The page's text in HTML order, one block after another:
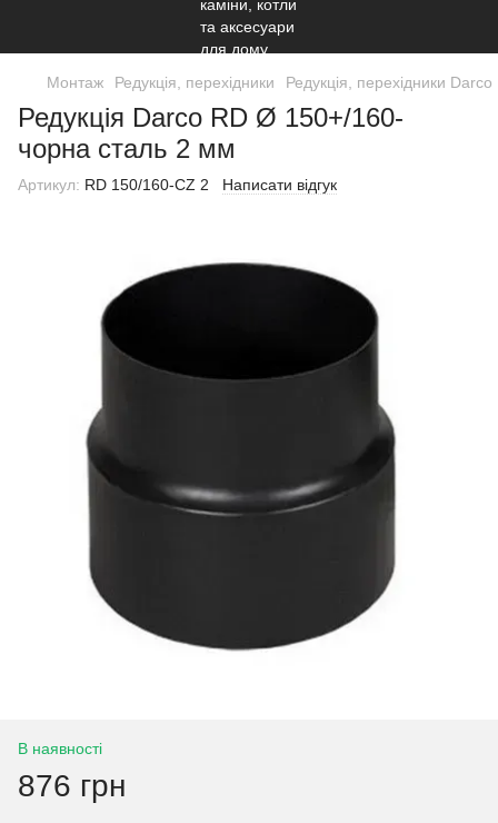
Монтаж Редукція, перехідники Редукція, перехідники Darco
Редукція Darco RD Ø 150+/160-
чорна сталь 2 мм
Артикул: RD 150/160-CZ 2 Написати відгук
В наявності
876 грн